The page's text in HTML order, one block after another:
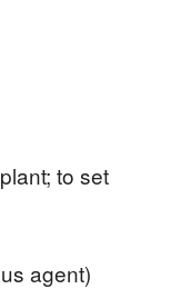
to set
agent)